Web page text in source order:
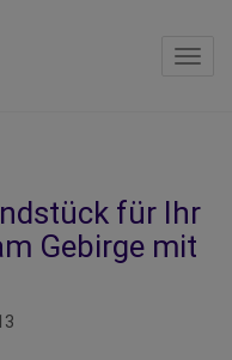
für Ihr
Gebirge mit